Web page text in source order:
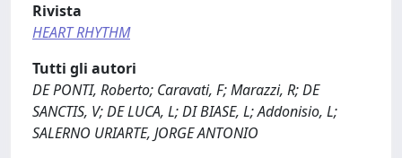
Rivista
HEART RHYTHM
Tutti gli autori
DE PONTI, Roberto; Caravati, F; Marazzi, R; DE
SANCTIS, V; DE LUCA, L; DI BIASE, L; Addonisio, L;
SALERNO URIARTE, JORGE ANTONIO